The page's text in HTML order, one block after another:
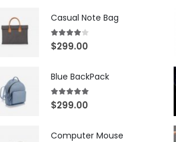
Casual Note Bag
4.00out of 5
$299.00
Blue BackPack
5.00out of 5
$299.00
Computer Mouse